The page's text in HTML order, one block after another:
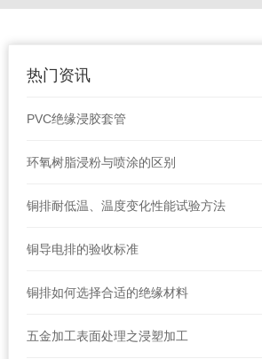
热门资讯
PVC绝缘浸胶套管
环氧树脂浸粉与喷涂的区别
铜排耐低温、温度变化性能试验方法
铜导电排的验收标准
铜排如何选择合适的绝缘材料
五金加工表面处理之浸塑加工